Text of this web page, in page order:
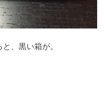
、黒い箱が。